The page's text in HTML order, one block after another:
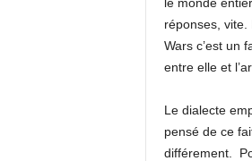
réponses,
Wars c’est un
entre elle et
Le dialecte
pensé de ce
différement.